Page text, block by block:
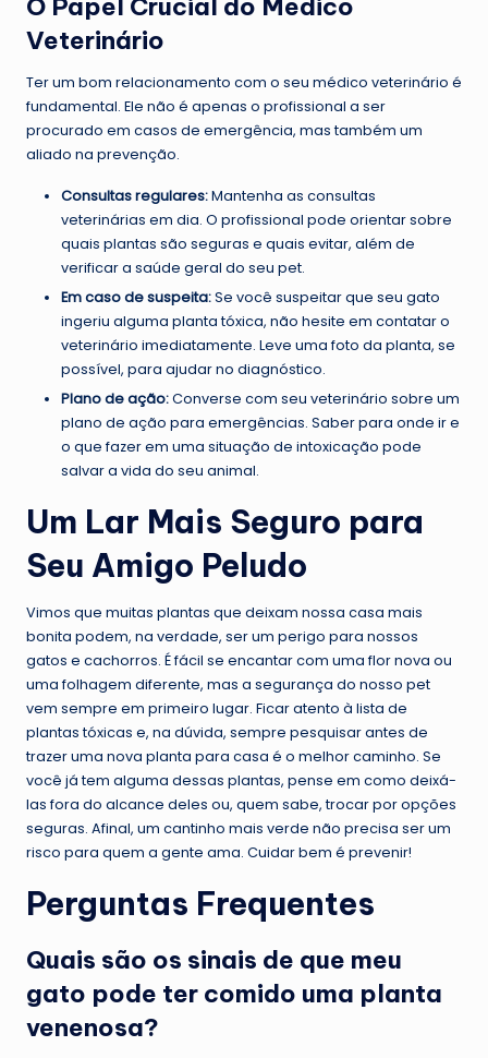
Veterinário
Ter um bom relacionamento com o seu médico veterinário é
fundamental. Ele não é apenas o profissional a ser
procurado em casos de emergência, mas também um
aliado na prevenção.
Consultas regulares:Mantenha as consultas
veterinárias em dia. O profissional pode orientar sobre
quais plantas são seguras e quais evitar, além de
verificar a saúde geral do seu pet.
Em caso de suspeita:Se você suspeitar que seu gato
ingeriu alguma planta tóxica, não hesite em contatar o
veterinário imediatamente. Leve uma foto da planta, se
possível, para ajudar no diagnóstico.
Plano de ação:Converse com seu veterinário sobre um
plano de ação para emergências. Saber para onde ir e
o que fazer em uma situação de intoxicação pode
salvar a vida do seu animal.
Um Lar Mais Seguro para
Seu Amigo Peludo
Vimos que muitas plantas que deixam nossa casa mais
bonita podem, na verdade, ser um perigo para nossos
gatos e cachorros. É fácil se encantar com uma flor nova ou
uma folhagem diferente, mas a segurança do nosso pet
vem sempre em primeiro lugar. Ficar atento à lista de
plantas tóxicas e, na dúvida, sempre pesquisar antes de
trazer uma nova planta para casa é o melhor caminho. Se
você já tem alguma dessas plantas, pense em como deixá-
las fora do alcance deles ou, quem sabe, trocar por opções
seguras. Afinal, um cantinho mais verde não precisa ser um
risco para quem a gente ama. Cuidar bem é prevenir!
Perguntas Frequentes
Quais são os sinais de que meu
gato pode ter comido uma planta
venenosa?